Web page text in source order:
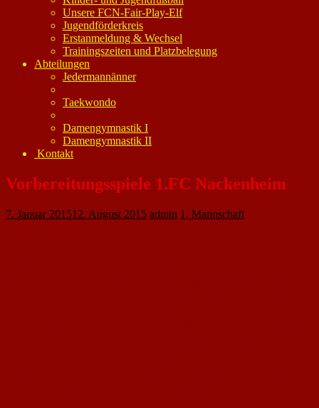
Unsere FCN-Fair-Play-Elf
Jugendförderkreis
Erstanmeldung & Wechsel
Trainingszeiten und Platzbelegung
Abteilungen
Jedermannänner
Taekwondo
Damengymnastik I
Damengymnastik II
Kontakt
Vorbereitungsspiele 1.FC Nackenheim
7. Januar 201512. August 2015 admin 1. Mannschaft